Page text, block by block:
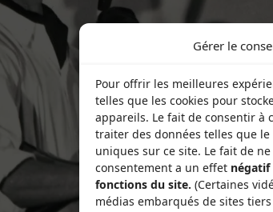
Gérer le
Pour offrir les meilleures
telles que les cookies pour
appareils. Le fait de consentir à
traiter des données telles que
uniques sur ce site. Le fait de
consentement a un effet négatif
fonctions du site. (Certaines
médias embarqués de sites